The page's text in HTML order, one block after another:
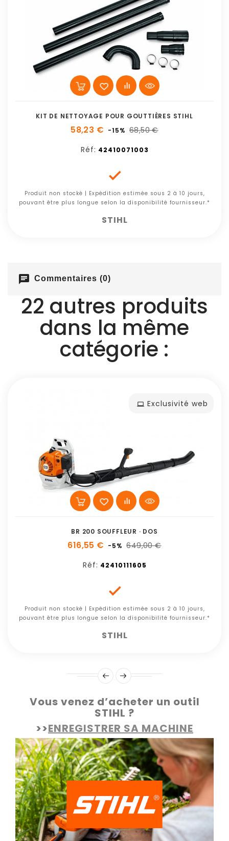
KIT DE NETTOYAGE POUR GOUTTIÈRES STIHL
58,23 € -15% 68,50 €
Réf: 42410071003

Produit non stocké | Expédition estimée sous 2 à 10 jours,
pouvant être plus longue selon la disponibilité fournisseur.*
STIHL
chat Commentaires (0)
22 autres produits
dans la même
catégorie :
Exclusivité web
BR 200 SOUFFLEUR · DOS
616,55 € -5% 649,00 €
Réf: 42410111605

Produit non stocké | Expédition estimée sous 2 à 10 jours,
pouvant être plus longue selon la disponibilité fournisseur.*
STIHL
Vous venez d’acheter un outil
STIHL ?
>>ENREGISTRER SA MACHINE